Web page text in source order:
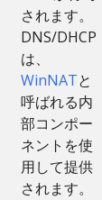
されます。
DNS/DHCP
は、
WinNATと
呼ばれる内
部コンポー
ネントを使
用して提供
されます。